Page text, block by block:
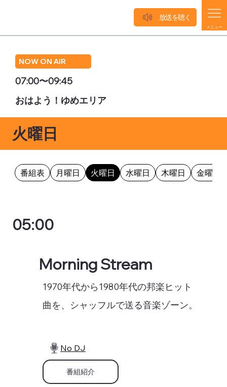
NOW ON AIR
07:00〜09:45
おはよう！ゆめエリア
メニュー
放送を聴く
番組表 月曜日 火曜日 水曜日 木曜日 金曜日
火曜日
05:00
Morning Stream
1970年代から1980年代の邦楽ヒット
曲を、シャッフルで送る音楽ゾーン。
No DJ
番組紹介